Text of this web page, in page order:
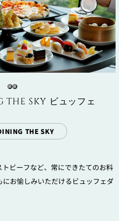
SKY ビュッフェ
THE SKY
ビーフなど、常にできたてのお料
お愉しみいただけるビュッフェダ